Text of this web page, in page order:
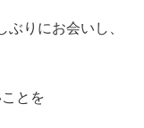
りにお会いし、
とを